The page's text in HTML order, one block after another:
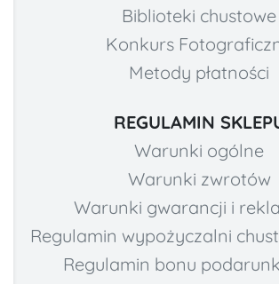
Biblioteki chustowe
Konkurs
Metody płatności
REGULAMIN
Warunki ogólne
Warunki zwrotów
Warunki gwarancji i
Regulamin wypożyczalni
Regulamin bonu